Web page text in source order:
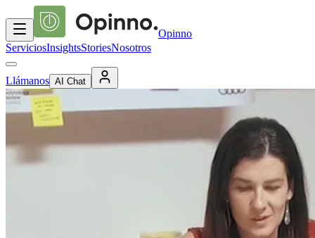
Opinno
ServiciosInsightsStoriesNosotros
Llámanos AI Chat